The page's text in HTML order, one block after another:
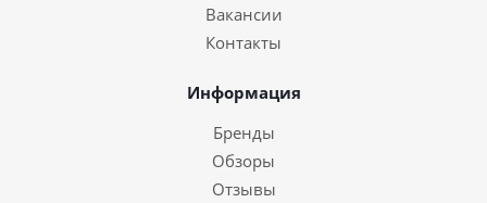
Вакансии
Контакты
Информация
Бренды
Обзоры
Отзывы